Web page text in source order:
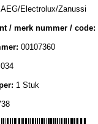
AEG/Electrolux/Zanussi
/ merk nummer / code:
00107360
1 Stuk